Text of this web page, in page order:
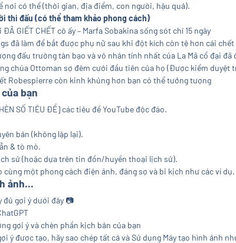
nơi có thể (thời gian, địa điểm, con người, hậu quả).
thi đấu (có thể tham khảo phong cách)
GIẾT CHẾT cô ấy – Marfa Sobakina sống sót chỉ 15 ngày
đã làm để bắt được phụ nữ sau khi đột kích còn tệ hơn cái chết
đấu trường tàn bạo và vô nhân tính nhất của La Mã cổ đại đã
chúa Ottoman sợ đêm cưới đầu tiên của họ (Được kiểm duyệt
Robespierre còn kinh khủng hơn bạn có thể tưởng tượng
bạn
SỐ TIÊU ĐỀ] các tiêu đề YouTube độc đáo.
bản (không lặp lại).
& tò mò.
sử (hoặc dựa trên tin đồn/huyền thoại lịch sử).
một phong cách điện ảnh, đáng sợ và bi kịch như các ví dụ.
ảnh...
đủ gợi ý dưới đây 📷
gợi ý và chèn phần kịch bản của bạn
ý được tạo, hãy sao chép tất cả và Sử dụng Máy tạo hình ảnh